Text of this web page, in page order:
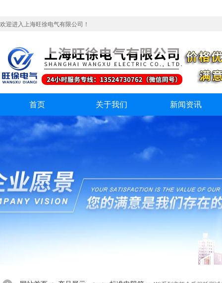
欢迎进入上海旺徐电气有限公司！
首页 关于我们 新闻资讯